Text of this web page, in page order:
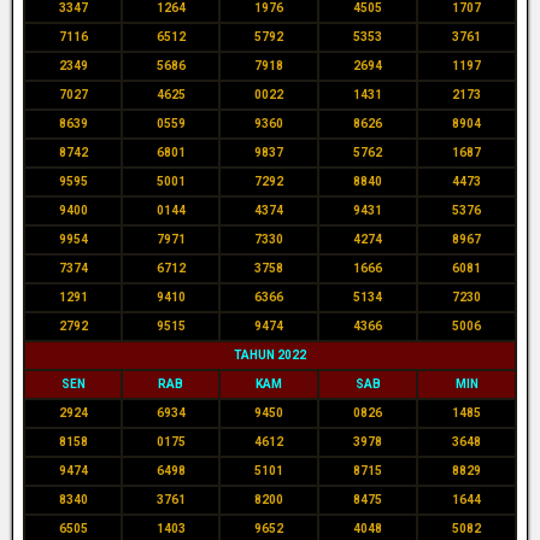
3347 1264 1976 4505 1707
7116 6512 5792 5353 3761
2349 5686 7918 2694 1197
7027 4625 0022 1431 2173
8639 0559 9360 8626 8904
8742 6801 9837 5762 1687
9595 5001 7292 8840 4473
9400 0144 4374 9431 5376
9954 7971 7330 4274 8967
7374 6712 3758 1666 6081
1291 9410 6366 5134 7230
2792 9515 9474 4366 5006
TAHUN 2022
SEN RAB KAM SAB MIN
2924 6934 9450 0826 1485
8158 0175 4612 3978 3648
9474 6498 5101 8715 8829
8340 3761 8200 8475 1644
6505 1403 9652 4048 5082